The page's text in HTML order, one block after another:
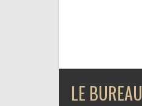
LE BUREAU